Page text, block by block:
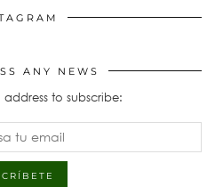
ANY NEWS
address to subscribe: